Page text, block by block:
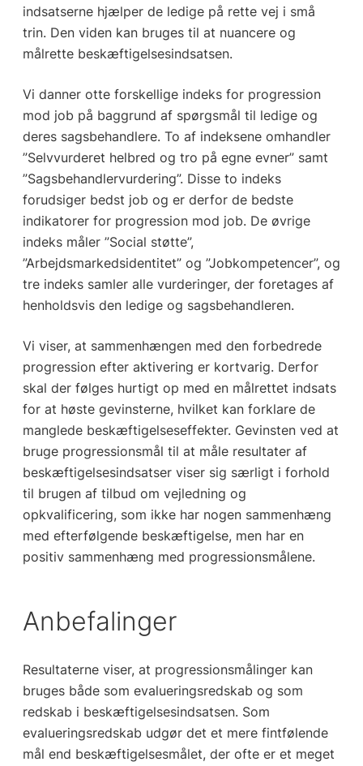
indsatserne hjælper de ledige på rette vej i små
trin. Den viden kan bruges til at nuancere og
målrette beskæftigelsesindsatsen.
Vi danner otte forskellige indeks for progression
mod job på baggrund af spørgsmål til ledige og
deres sagsbehandlere. To af indeksene omhandler
”Selvvurderet helbred og tro på egne evner” samt
”Sagsbehandlervurdering”. Disse to indeks
forudsiger bedst job og er derfor de bedste
indikatorer for progression mod job. De øvrige
indeks måler ”Social støtte”,
”Arbejdsmarkedsidentitet” og ”Jobkompetencer”, og
tre indeks samler alle vurderinger, der foretages af
henholdsvis den ledige og sagsbehandleren.
Vi viser, at sammenhængen med den forbedrede
progression efter aktivering er kortvarig. Derfor
skal der følges hurtigt op med en målrettet indsats
for at høste gevinsterne, hvilket kan forklare de
manglede beskæftigelseseffekter. Gevinsten ved at
bruge progressionsmål til at måle resultater af
beskæftigelsesindsatser viser sig særligt i forhold
til brugen af tilbud om vejledning og
opkvalificering, som ikke har nogen sammenhæng
med efterfølgende beskæftigelse, men har en
positiv sammenhæng med progressionsmålene.
Anbefalinger
Resultaterne viser, at progressionsmålinger kan
bruges både som evalueringsredskab og som
redskab i beskæftigelsesindsatsen. Som
evalueringsredskab udgør det et mere fintfølende
mål end beskæftigelsesmålet, der ofte er et meget